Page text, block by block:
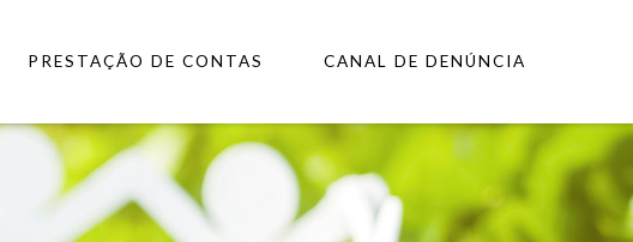
PRESTAÇÃO DE CONTAS CANAL DE DENÚNCIA